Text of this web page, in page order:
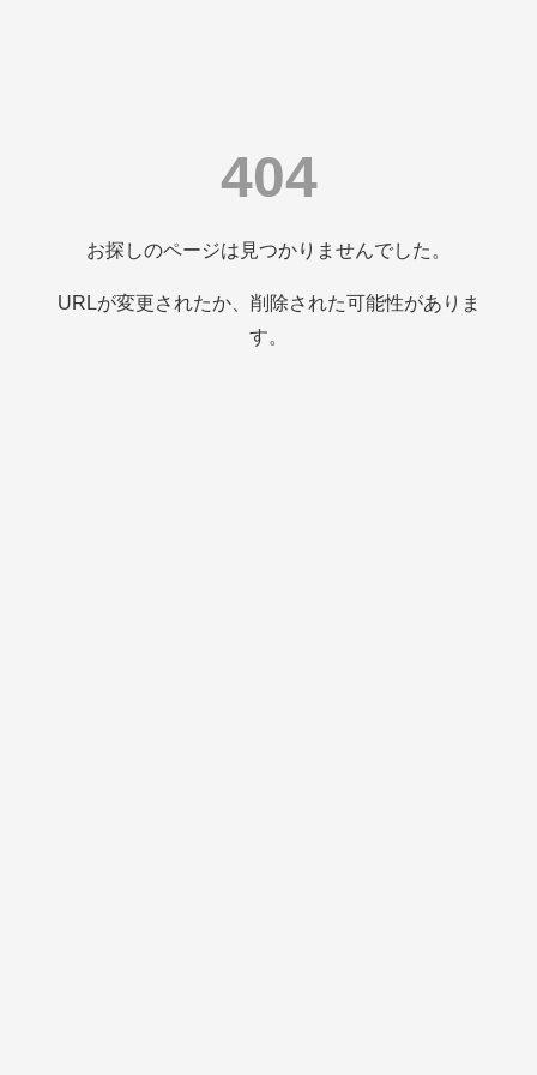
404
お探しのページは見つかりませんでした。
URLが変更されたか、削除された可能性がありま
す。